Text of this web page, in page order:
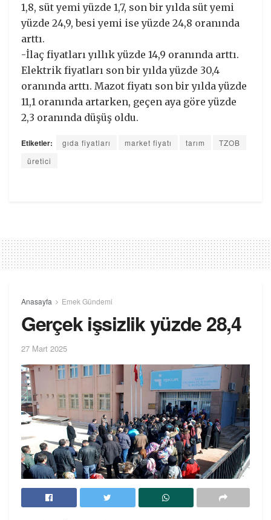
1,8, süt yemi yüzde 1,7, son bir yılda süt yemi
yüzde 24,9, besi yemi ise yüzde 24,8 oranında
arttı.
-İlaç fiyatları yıllık yüzde 14,9 oranında arttı.
Elektrik fiyatları son bir yılda yüzde 30,4
oranında arttı. Mazot fiyatı son bir yılda yüzde
11,1 oranında artarken, geçen aya göre yüzde
2,3 oranında düşüş oldu.
Etiketler: gıda fiyatları market fiyatı tarım
TZOB
üretici
Anasayfa Emek Gündemi
Gerçek işsizlik yüzde 28,4
27 Mart 2025